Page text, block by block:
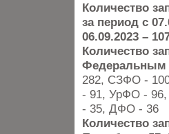
Количество
за период с
06.09.2023 –
Количество
Федеральным
282, СЗФО -
- 91, УрФО -
- 35, ДФО - 36
Количество